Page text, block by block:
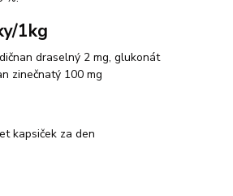
1kg
draselný 2 mg, glukonát
zinečnatý 100 mg
kapsiček za den